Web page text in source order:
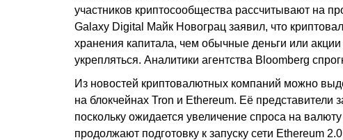
участников криптосообщества рассчитывают на
Galaxy Digital Майк Новограц заявил, что
хранения капитала, чем обычные деньги или
укрепляться. Аналитики агентства Bloomberg
Из новостей криптовалютных компаний можно
на блокчейнах Tron и Ethereum. Её
поскольку ожидается увеличение спроса на
продолжают подготовку к запуску сети Ethereum